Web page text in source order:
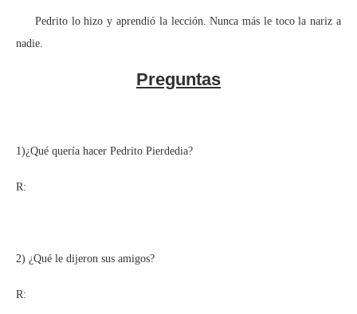
Pedrito lo hizo y aprendió la lección. Nunca más le toco la nariz a
nadie.
Preguntas
1)¿Qué quería hacer Pedrito Pierdedia?
R:
2) ¿Qué le dijeron sus amigos?
R: